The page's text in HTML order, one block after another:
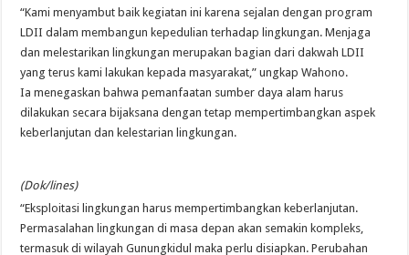
“Kami menyambut baik kegiatan ini karena sejalan dengan program
LDII dalam membangun kepedulian terhadap lingkungan. Menjaga
dan melestarikan lingkungan merupakan bagian dari dakwah LDII
yang terus kami lakukan kepada masyarakat,” ungkap Wahono.
Ia menegaskan bahwa pemanfaatan sumber daya alam harus
dilakukan secara bijaksana dengan tetap mempertimbangkan aspek
keberlanjutan dan kelestarian lingkungan.
(Dok/lines)
“Eksploitasi lingkungan harus mempertimbangkan keberlanjutan.
Permasalahan lingkungan di masa depan akan semakin kompleks,
termasuk di wilayah Gunungkidul maka perlu disiapkan. Perubahan